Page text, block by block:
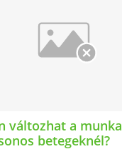
változhat a munka
betegeknél?